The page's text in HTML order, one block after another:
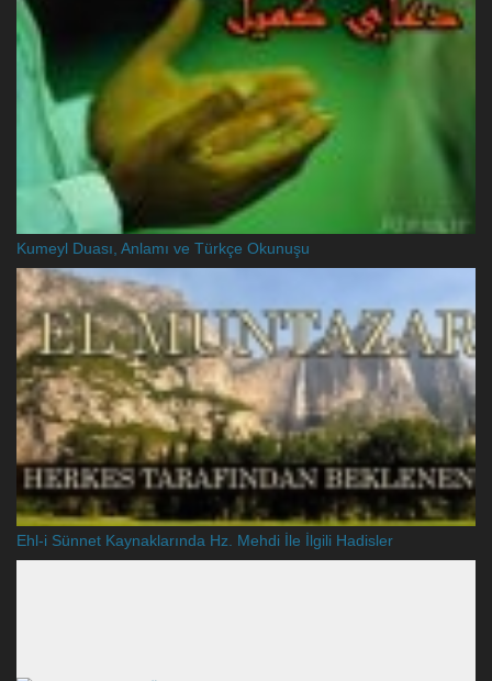
Kumeyl Duası, Anlamı ve Türkçe Okunuşu
Ehl-i Sünnet Kaynaklarında Hz. Mehdi İle İlgili Hadisler